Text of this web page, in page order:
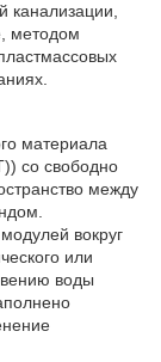
канализации,
методом
материала
со свободно
между
вокруг
или
воды